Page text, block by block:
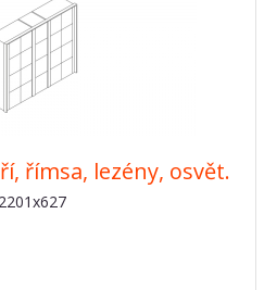
římsa, lezény, osvět.